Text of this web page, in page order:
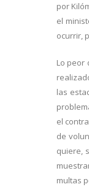
por
el
ocurrir,
Lo peor
las
el
de
quiere,
multas